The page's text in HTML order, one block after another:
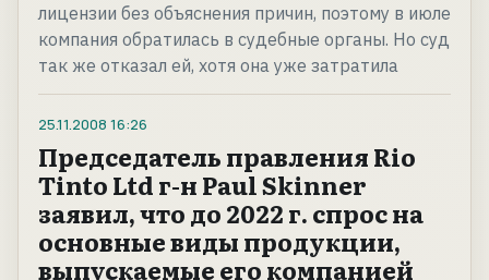
лицензии без объяснения причин, поэтому в июле
компания обратилась в судебные органы. Но суд
так же отказал ей, хотя она уже затратила
25.11.2008 16:26
Председатель правления Rio
Tinto Ltd г-н Paul Skinner
заявил, что до 2022 г. спрос на
основные виды продукции,
выпускаемые его компанией